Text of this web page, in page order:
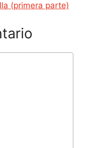
(primera parte)